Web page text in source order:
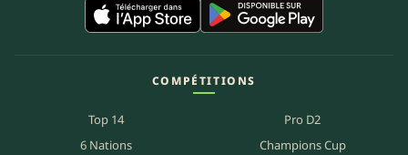
COMPÉTITIONS
Top 14
Pro D2
6 Nations
Champions Cup